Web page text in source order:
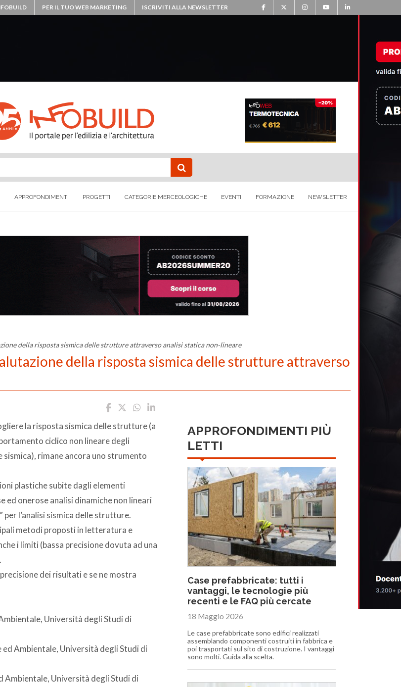
PER IL TUO WEB MARKETING ISCRIVITI ALLA NEWSLETTER
APPROFONDIMENTI PROGETTI CATEGORIE MERCEOLOGICHE EVENTI FORMAZIONE NEWSLETTER
della risposta sismica delle strutture attraverso analisi statica non-lineare
della risposta sismica delle strutture attraverso
la risposta sismica delle strutture (a
ciclico non lineare degli
rimane ancora uno strumento
plastiche subite dagli elementi
onerose analisi dinamiche non lineari
l’analisi sismica delle strutture.
metodi proposti in letteratura e
i limiti (bassa precisione dovuta ad una
dei risultati e se ne mostra
Università degli Studi di
Ambientale, Università degli Studi di
Università degli Studi di
APPROFONDIMENTI PIÙ
LETTI
Case prefabbricate: tutti i
vantaggi, le tecnologie più
recenti e le FAQ più cercate
18 Maggio 2026
Le case prefabbricate sono edifici realizzati
assemblando componenti costruiti in fabbrica e
poi trasportati sul sito di costruzione. I vantaggi
sono molti. Guida alla scelta.